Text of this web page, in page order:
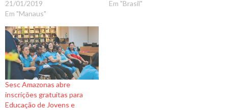
21/01/2019
Em "Manaus"
Em "Brasil"
Sesc Amazonas abre
inscrições gratuitas para
Educação de Jovens e